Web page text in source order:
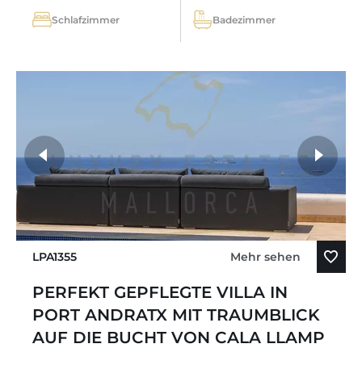
Schlafzimmer Badezimmer
LPA1355 Mehr sehen
PERFEKT GEPFLEGTE VILLA IN
PORT ANDRATX MIT TRAUMBLICK
AUF DIE BUCHT VON CALA LLAMP